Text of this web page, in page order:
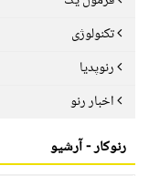
تکنولوژی
رنوپدیا
اخبار رنو
رنوکار - آرشیو